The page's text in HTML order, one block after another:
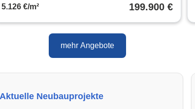
5.126 €/m² 199.900 €
mehr Angebote
Aktuelle Neubauprojekte